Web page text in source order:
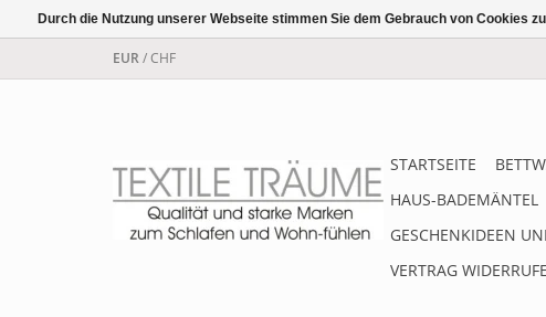
EUR/CHF
STARTSEITE
HAUS-BADEMÄNTEL
GESCHENKIDEEN
VERTRAG
Durch die Nutzung unserer Webseite stimmen Sie dem Gebrauch von Cookies